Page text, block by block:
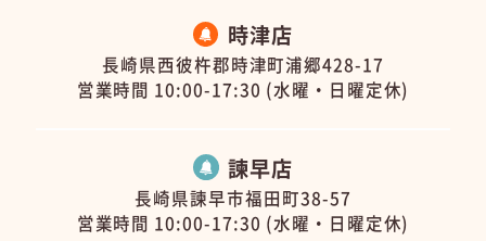
時津店
長崎県西彼杵郡時津町浦郷428-17
営業時間 10:00-17:30 (水曜・日曜定休)
諫早店
長崎県諫早市福田町38-57
営業時間 10:00-17:30 (水曜・日曜定休)